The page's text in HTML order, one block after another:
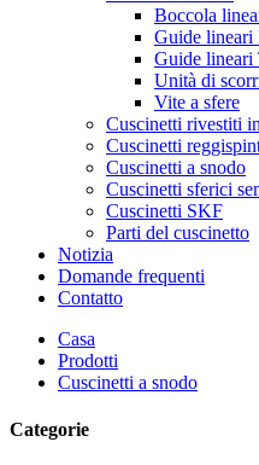
Boccola
Guide
Guide
Unità di
Vite a sfere
Cuscinetti rivestiti
Cuscinetti
Cuscinetti a snodo
Cuscinetti sferici
Cuscinetti SKF
Parti del cuscinetto
Notizia
Domande frequenti
Contatto
Casa
Prodotti
Cuscinetti a snodo
Categorie